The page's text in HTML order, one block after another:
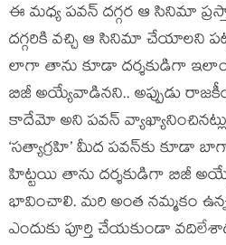
ఈ మధ్య పవన్ దగ్గర ఆ సినిమా
దగ్గరికి వచ్చి ఆ సినిమా చేయాలని
లాగా తాను కూడా దర్శకుడిగా
బిజీ అయ్యేవాడినని.. అప్పుడు
కాదేమో అని పవన్ వ్యాఖ్యానించినట్లు
‘సత్యాగ్రహి’ మీద పవన్‌కు కూడా
హిట్టయి తాను దర్శకుడిగా బిజీ
భావించాలి. మరి అంత నమ్మకం
ఎందుకు పూర్తి చేయకుండా